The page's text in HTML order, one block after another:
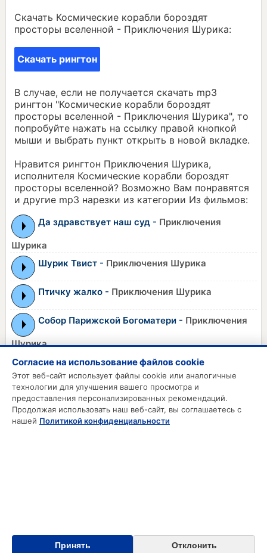
Скачать Космические корабли бороздят
просторы вселенной - Приключения Шурика:
Скачать рингтон
В случае, если не получается скачать mp3
рингтон "Космические корабли бороздят
просторы вселенной - Приключения Шурика", то
попробуйте нажать на ссылку правой кнопкой
мыши и выбрать пункт открыть в новой вкладке.
Нравится рингтон Приключения Шурика,
исполнителя Космические корабли бороздят
просторы вселенной? Возможно Вам понравятся
и другие mp3 нарезки из категории Из фильмов:
Да здравствует наш суд - Приключения
Шурика
Шурик Твист - Приключения Шурика
Птичку жалко - Приключения Шурика
Собор Парижской Богоматери - Приключения
Шурика
Если я встану, ты у меня ляжешь -
Приключения Шурика
MP3 РИНГТОНЫ
Согласие на использование файлов cookie
Этот веб-сайт использует файлы cookie или аналогичные
технологии для улучшения вашего просмотра и
предоставления персонализированных рекомендаций.
Продолжая использовать наш веб-сайт, вы соглашаетесь с
нашей Политикой конфиденциальности
Принять Отклонить